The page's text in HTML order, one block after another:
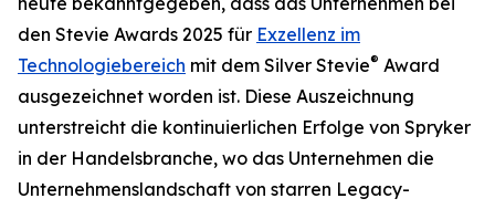
den Stevie Awards 2025 für Exzellenz im
Technologiebereich mit dem Silver Stevie® Award
ausgezeichnet worden ist. Diese Auszeichnung
unterstreicht die kontinuierlichen Erfolge von Spryker
in der Handelsbranche, wo das Unternehmen die
Unternehmenslandschaft von starren Legacy-